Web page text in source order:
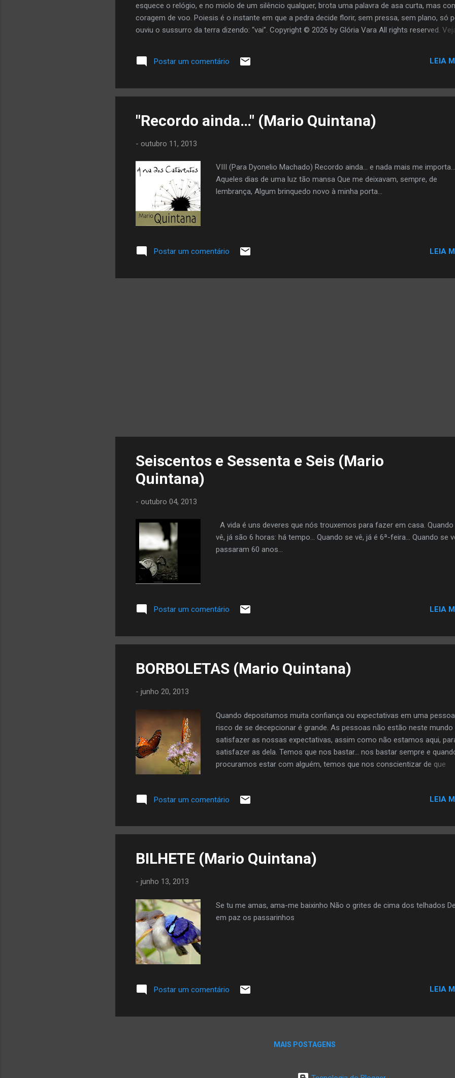
esquece o relógio, e no miolo de um silêncio qualquer, brota uma palavra de asa curta, mas
coragem de voo. Poiesis é o instante em que a pedra decide florir, sem pressa, sem plano, só
ouviu o sussurro da terra dizendo: “vai”. Copyright © 2026 by Glória Vara All rights reserved.
Postar um comentário LEIA
"Recordo ainda…" (Mario Quintana)
- outubro 11, 2013
VIII (Para Dyonelio Machado) Recordo ainda… e nada mais me importa…
Aqueles dias de uma luz tão mansa Que me deixavam, sempre, de
lembrança, Algum brinquedo novo à minha porta…
Postar um comentário LEIA
Seiscentos e Sessenta e Seis (Mario
Quintana)
- outubro 04, 2013
A vida é uns deveres que nós trouxemos para fazer em casa. Quando
vê, já são 6 horas: há tempo… Quando se vê, já é 6ª-feira… Quando se
passaram 60 anos…
Postar um comentário LEIA
BORBOLETAS (Mario Quintana)
- junho 20, 2013
Quando depositamos muita confiança ou expectativas em uma
risco de se decepcionar é grande. As pessoas não estão neste mundo
satisfazer as nossas expectativas, assim como não estamos aqui,
satisfazer as dela. Temos que nos bastar… nos bastar sempre e
procuramos estar com alguém, temos que nos conscientizar de que
completam… não por serem metades, mas por serem inteiras,
que para ser feliz com a outra pessoa, você precisa em primeiro lugar,
precisar dela. Percebe também que aquela pessoa que você ama (ou
ou a mulher de sua vida. Você aprende a gostar de você, a cuidar de
Postar um comentário LEIA
BILHETE (Mario Quintana)
- junho 13, 2013
Se tu me amas, ama-me baixinho Não o grites de cima dos telhados
em paz os passarinhos
Postar um comentário LEIA
MAIS POSTAGENS